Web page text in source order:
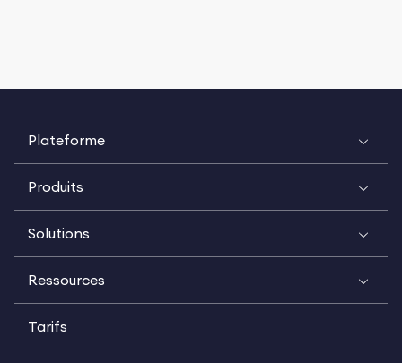
Plateforme
Produits
Solutions
Ressources
Tarifs